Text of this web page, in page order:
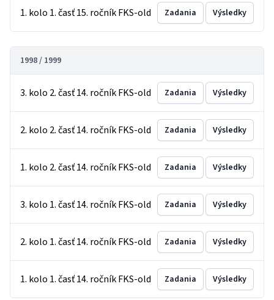
1. kolo 1. časť 15. ročník FKS-old Zadania Výsledky
1998 / 1999
3. kolo 2. časť 14. ročník FKS-old Zadania Výsledky
2. kolo 2. časť 14. ročník FKS-old Zadania Výsledky
1. kolo 2. časť 14. ročník FKS-old Zadania Výsledky
3. kolo 1. časť 14. ročník FKS-old Zadania Výsledky
2. kolo 1. časť 14. ročník FKS-old Zadania Výsledky
1. kolo 1. časť 14. ročník FKS-old Zadania Výsledky